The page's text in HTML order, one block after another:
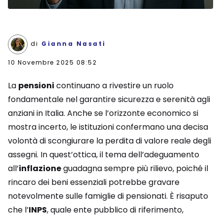
di Gianna Nasati
10 Novembre 2025 08:52
La pensioni continuano a rivestire un ruolo
fondamentale nel garantire sicurezza e serenità agli
anziani in Italia. Anche se l’orizzonte economico si
mostra incerto, le istituzioni confermano una decisa
volontà di scongiurare la perdita di valore reale degli
assegni. In quest’ottica, il tema dell’adeguamento
all’inflazioneguadagna sempre più rilievo, poiché il
rincaro dei beni essenziali potrebbe gravare
notevolmente sulle famiglie di pensionati. È risaputo
che l’INPS, quale ente pubblico di riferimento,